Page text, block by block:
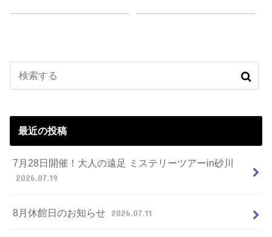
最近の投稿
7月28日開催！大人の遠足 ミステリーツアーin砂川
2026.07.19
8月休館日のお知らせ 2026.07.11